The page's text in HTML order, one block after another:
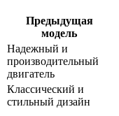
Предыдущая
модель
Надежный и
производительный
двигатель
Классический и
стильный дизайн